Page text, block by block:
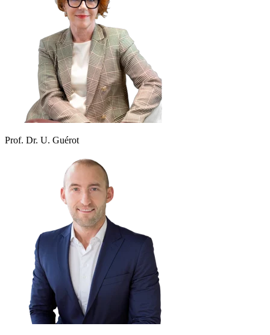
Prof. Dr. U. Guérot